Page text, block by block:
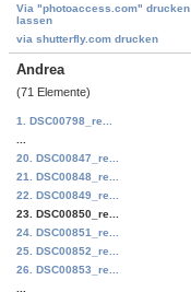
Via "photoaccess.com" drucken
lassen
via shutterfly.com drucken
Andrea
(71 Elemente)
1. DSC00798_re...
20. DSC00847_re...
21. DSC00848_re...
22. DSC00849_re...
23. DSC00850_re...
24. DSC00851_re...
25. DSC00852_re...
26. DSC00853_re...